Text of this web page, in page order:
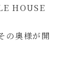
HOUSE
の奥様が開